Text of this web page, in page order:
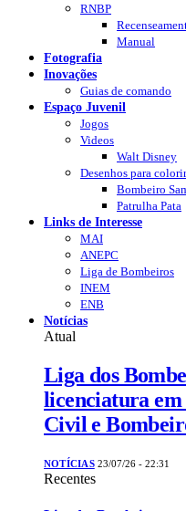
RNBP
Manual
Fotografia
Inovações
Guias de comando
Espaço Juvenil
Jogos
Videos
Walt Disney
Desenhos para colorir
Bombeiro
Patrulha Pata
Links de Interesse
MAI
ANEPC
Liga de Bombeiros
INEM
ENB
Notícias
Atual
Liga dos
licenciatura em
Civil e
NOTÍCIAS 23/07/26 - 22:31
Recentes